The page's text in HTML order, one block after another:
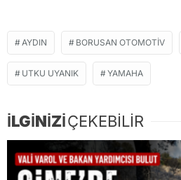
AYDIN BORUSAN OTOMOTIV
UTKU UYANIK YAMAHA
İLGİNİZİÇEKEBİLİR